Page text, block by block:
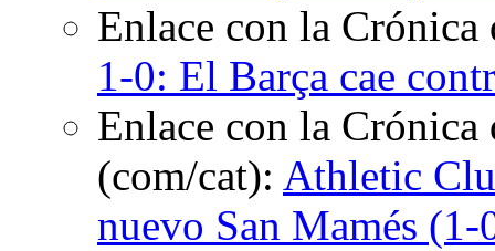
Enlace con la
1-0: El Barça cae
Enlace con la Crónica
(com/cat): Athletic
nuevo San Mamés (1-